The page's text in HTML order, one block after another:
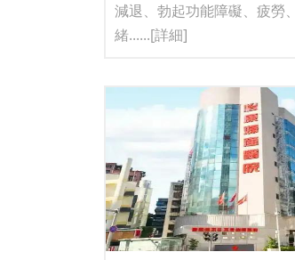
減退、勃起功能障礙、疲勞
緒......[詳細]